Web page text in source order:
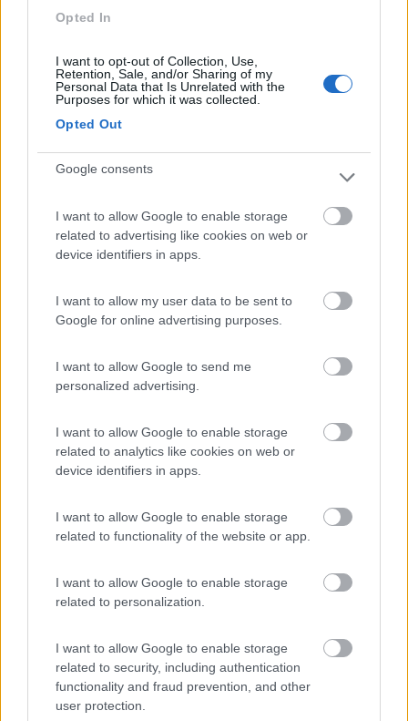
Opted In
I want to opt-out of Collection, Use,
Retention, Sale, and/or Sharing of my
Personal Data that Is Unrelated with the
Purposes for which it was collected.
Opted Out
Google consents
I want to allow Google to enable storage
related to advertising like cookies on web or
device identifiers in apps.
I want to allow my user data to be sent to
Google for online advertising purposes.
I want to allow Google to send me
personalized advertising.
I want to allow Google to enable storage
related to analytics like cookies on web or
device identifiers in apps.
I want to allow Google to enable storage
related to functionality of the website or app.
I want to allow Google to enable storage
related to personalization.
I want to allow Google to enable storage
related to security, including authentication
functionality and fraud prevention, and other
user protection.
anche da noi diventerà una routine, il mio consiglio é viaggiare il
un’officina, e ancor meno Un alimentari, quello che non serve
strettamente non va portato...
che nemmeno comprende
Speedy3
Inserito il07/02/2018 alle:13:34:30
In risposta al messaggio di Grinza
anche la polizia (informazioni date Personalmente a me) comunque tra
Firenze e Bologna verso fine anno io ero in auto e spostavano i mezzi in
il mio consiglio é viaggiare il piú scarichi possibile
Armando....Ciao ! ****Molta gente si monta la testa....ma se la monta male,
Hecktor2
6512
ho visto personalmente in una stazione di servizio in Svizzera ,
hanno messo quattro bilance davanti alle ruote e hanno fatto
salire il camioncino , era troppo carico ad hanno chiamato un
camion per trasbordare il carico in eccesso , presumo non